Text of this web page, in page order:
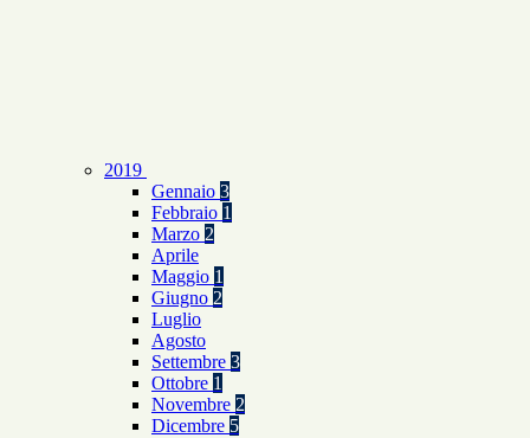
2019
Gennaio 3
Febbraio 1
Marzo 2
Aprile
Maggio 1
Giugno 2
Luglio
Agosto
Settembre 3
Ottobre 1
Novembre 2
Dicembre 5